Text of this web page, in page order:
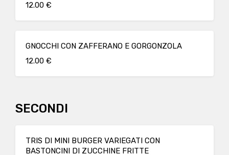
12.00 €
GNOCCHI CON ZAFFERANO E GORGONZOLA
12.00 €
SECONDI
TRIS DI MINI BURGER VARIEGATI CON
BASTONCINI DI ZUCCHINE FRITTE